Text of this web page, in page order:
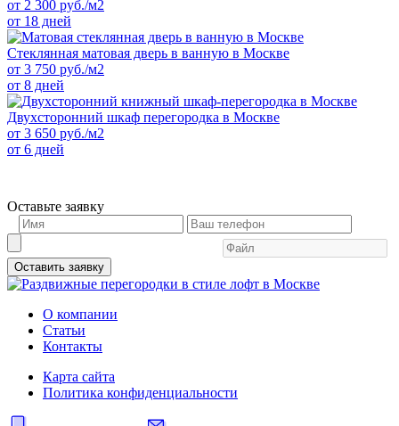
от 2 300 руб./м2
от 18 дней
Стеклянная матовая дверь в ванную в Москве
от 3 750 руб./м2
от 8 дней
Двухсторонний шкаф перегородка в Москве
от 3 650 руб./м2
от 6 дней
Оставьте заявку
Оставить заявку
О компании
Статьи
Контакты
Карта сайта
Политика конфиденциальности